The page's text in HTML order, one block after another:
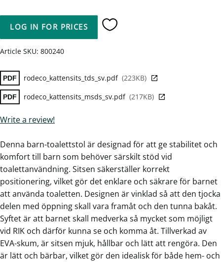
LOG IN FOR PRICES Add to favorites
Article SKU 800240
rodeco_kattensits_tds_sv.pdf
223KB
rodeco_kattensits_msds_sv.pdf
217KB
Write a review!
Denna barn-toalettstol är designad för att ge stabilitet och
komfort till barn som behöver särskilt stöd vid
toalettanvändning. Sitsen säkerställer korrekt
positionering, vilket gör det enklare och säkrare för barnet
att använda toaletten. Designen är vinklad så att den tjocka
delen med öppning skall vara framåt och den tunna bakåt.
Syftet är att barnet skall medverka så mycket som möjligt
vid RIK och därför kunna se och komma åt. Tillverkad av
EVA-skum, är sitsen mjuk, hållbar och lätt att rengöra. Den
är lätt och bärbar, vilket gör den idealisk för både hem- och